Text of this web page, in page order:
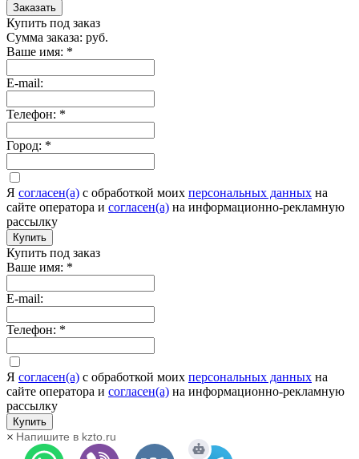
Заказать
Купить под заказ
Сумма заказа: руб.
Ваше имя: *
E-mail:
Телефон: *
Город: *
Я согласен(а) c обработкой моих персональных данных на
сайте оператора и согласен(а) на информационно-рекламную
рассылку
Купить
Купить под заказ
Ваше имя: *
E-mail:
Телефон: *
Я согласен(а) c обработкой моих персональных данных на
сайте оператора и согласен(а) на информационно-рекламную
рассылку
Купить
Напишите в kzto.ru
×